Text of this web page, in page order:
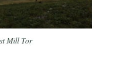
Mill Tor